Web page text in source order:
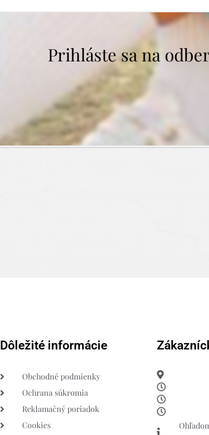
Prihláste sa na
Dôležité informácie
Obchodné podmienky
Ochrana súkromia
Reklamačný poriadok
Cookies